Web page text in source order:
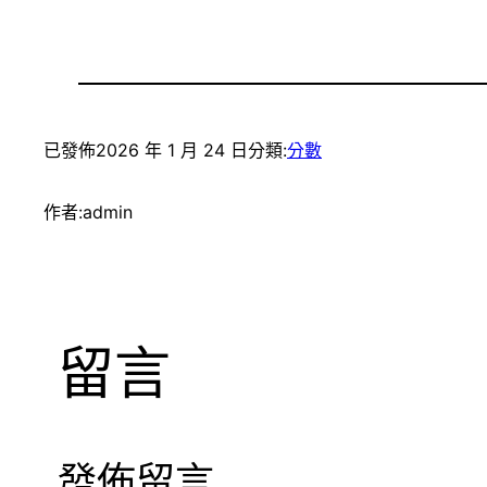
已發佈2026 年 1 月 24 日 分類:分數
作者:admin
留言